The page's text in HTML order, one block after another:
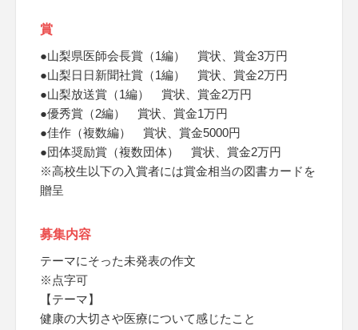
賞
●山梨県医師会長賞（1編） 賞状、賞金3万円
●山梨日日新聞社賞（1編） 賞状、賞金2万円
●山梨放送賞（1編） 賞状、賞金2万円
●優秀賞（2編） 賞状、賞金1万円
●佳作（複数編） 賞状、賞金5000円
●団体奨励賞（複数団体） 賞状、賞金2万円
※高校生以下の入賞者には賞金相当の図書カードを
贈呈
募集内容
テーマにそった未発表の作文
※点字可
【テーマ】
健康の大切さや医療について感じたこと